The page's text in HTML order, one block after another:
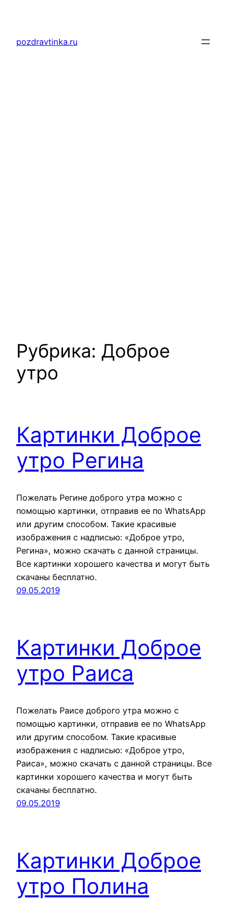
содержимому
pozdravtinka.ru
Рубрика: Доброе
утро
Картинки Доброе
утро Регина
Пожелать Регине доброго утра можно с
помощью картинки, отправив ее по WhatsApp
или другим способом. Такие красивые
изображения с надписью: «Доброе утро,
Регина», можно скачать с данной страницы.
Все картинки хорошего качества и могут быть
скачаны бесплатно.
09.05.2019
Картинки Доброе
утро Раиса
Пожелать Раисе доброго утра можно с
помощью картинки, отправив ее по WhatsApp
или другим способом. Такие красивые
изображения с надписью: «Доброе утро,
Раиса», можно скачать с данной страницы. Все
картинки хорошего качества и могут быть
скачаны бесплатно.
09.05.2019
Картинки Доброе
утро Полина